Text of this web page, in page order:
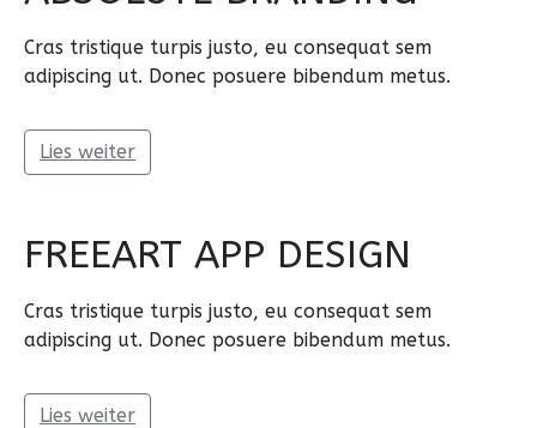
Cras tristique turpis justo, eu consequat sem
adipiscing ut. Donec posuere bibendum metus.
Lies weiter
FREEART APP DESIGN
Cras tristique turpis justo, eu consequat sem
adipiscing ut. Donec posuere bibendum metus.
Lies weiter